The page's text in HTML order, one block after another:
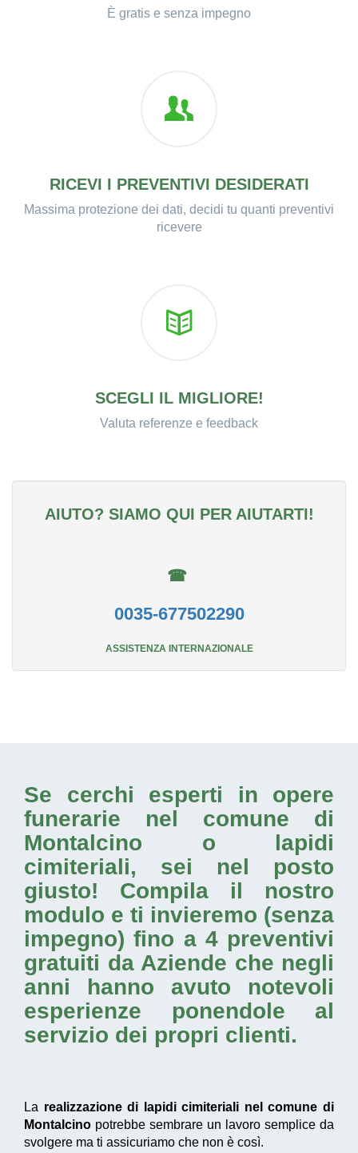
È gratis e senza impegno
RICEVI I PREVENTIVI DESIDERATI
Massima protezione dei dati, decidi tu quanti preventivi
ricevere
SCEGLI IL MIGLIORE!
Valuta referenze e feedback
AIUTO? SIAMO QUI PER AIUTARTI!
☎
0035-677502290
ASSISTENZA INTERNAZIONALE
Se cerchi esperti in opere
funerarie nel comune di
Montalcino o lapidi
cimiteriali, sei nel posto
giusto! Compila il nostro
modulo e ti invieremo (senza
impegno) fino a 4 preventivi
gratuiti da Aziende che negli
anni hanno avuto notevoli
esperienze ponendole al
servizio dei propri clienti.
La realizzazione di lapidi cimiteriali nel comune di
Montalcino potrebbe sembrare un lavoro semplice da
svolgere ma ti assicuriamo che non è così.